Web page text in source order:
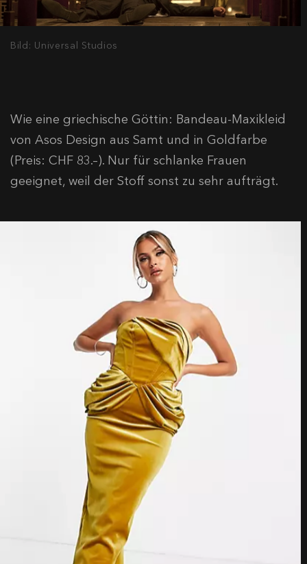
Bild: Universal Studios
Wie eine griechische Göttin: Bandeau-Maxikleid
von Asos Design aus Samt und in Goldfarbe
(Preis: CHF 83.–). Nur für schlanke Frauen
geeignet, weil der Stoff sonst zu sehr aufträgt.